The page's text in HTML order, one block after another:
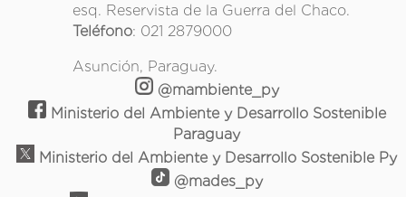
esq. Reservista de la Guerra del Chaco.
Teléfono: 021 2879000
Asunción, Paraguay.
@mambiente_py
Ministerio del Ambiente y Desarrollo Sostenible
Paraguay
Ministerio del Ambiente y Desarrollo Sostenible Py
@mades_py